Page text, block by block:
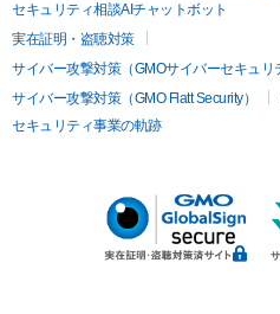
セキュリティ相談AIチャットボット
実在証明・盗聴対策
サイバー攻撃対策（GMOサイバーセキュリ
サイバー攻撃対策（GMO Flatt Security）
セキュリティ事業の軌跡